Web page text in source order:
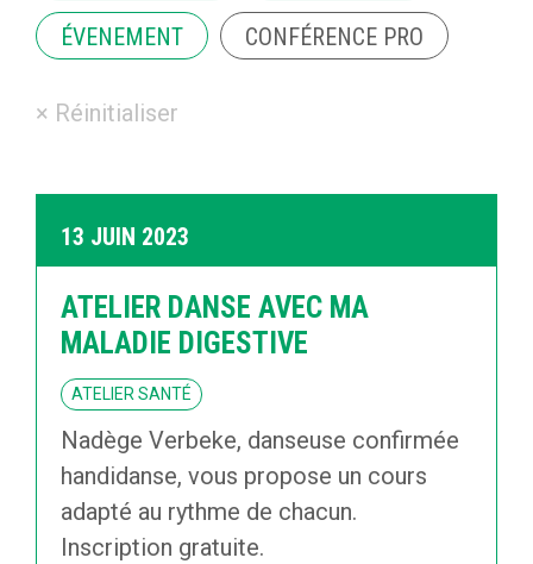
ÉVENEMENT CONFÉRENCE PRO
13 JUIN 2023
ATELIER DANSE AVEC MA
MALADIE DIGESTIVE
ATELIER SANTÉ
Nadège Verbeke, danseuse confirmée
handidanse, vous propose un cours
adapté au rythme de chacun.
Inscription gratuite.